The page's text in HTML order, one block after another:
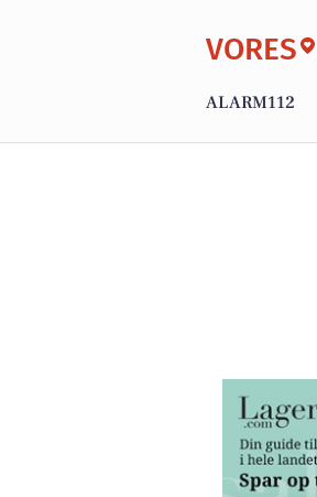
VORES
ALARM112